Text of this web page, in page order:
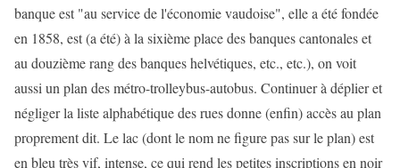
banque est "au service de l'économie vaudoise", elle a été fondée
en 1858, est (a été) à la sixième place des banques cantonales et
au douzième rang des banques helvétiques, etc., etc.), on voit
aussi un plan des métro-trolleybus-autobus. Continuer à déplier et
négliger la liste alphabétique des rues donne (enfin) accès au plan
proprement dit. Le lac (dont le nom ne figure pas sur le plan) est
en bleu très vif, intense, ce qui rend les petites inscriptions en noir